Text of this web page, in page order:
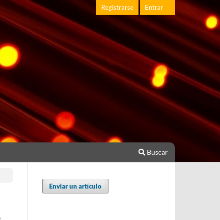
Buscar
Registrarse Entrar
Enviar un artículo